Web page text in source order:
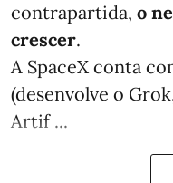
contrapartida, o
crescer.
A SpaceX conta
(desenvolve o
Artif ...